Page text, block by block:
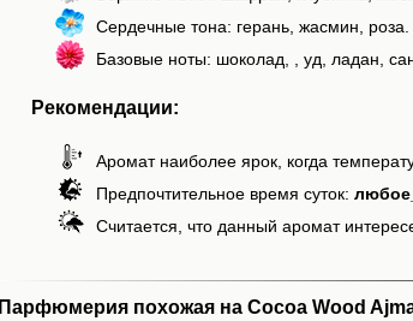
Сердечные тона: герань, жасмин, роза.
Базовые ноты: шоколад, , уд, ладан,
Рекомендации:
Аромат наиболее ярок, когда
Предпочтительное время суток:
Считается, что данный аромат
Парфюмерия похожая на Cocoa Wood